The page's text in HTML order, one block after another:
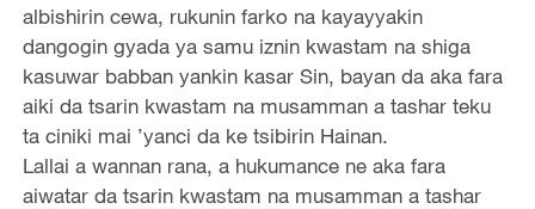
albishirin cewa, rukunin farko na kayayyakin
dangogin gyada ya samu iznin kwastam na shiga
kasuwar babban yankin kasar Sin, bayan da aka fara
aiki da tsarin kwastam na musamman a tashar teku
ta ciniki mai ’yanci da ke tsibirin Hainan.
Lallai a wannan rana, a hukumance ne aka fara
aiwatar da tsarin kwastam na musamman a tashar